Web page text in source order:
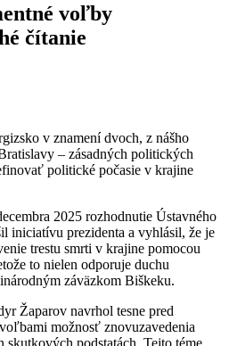
voľby
čítanie
v znamení dvoch, z nášho
– zásadných politických
politické počasie v krajine
2025 rozhodnutie Ústavného
iniciatívu prezidenta a vyhlásil, že je
trestu smrti v krajine pomocou
to nielen odporuje duchu
záväzkom Biškeku.
Žaparov navrhol tesne pred
možnosť znovuzavedenia
podstatách. Tejto téme